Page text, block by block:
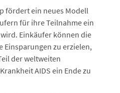
fördert ein neues Modell
für ihre Teilnahme ein
Einkäufer können die
Einsparungen zu erzielen,
der weltweiten
AIDS ein Ende zu